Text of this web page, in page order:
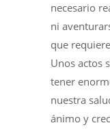
necesario
ni
que
Unos actos
tener
nuestra
ánimo y